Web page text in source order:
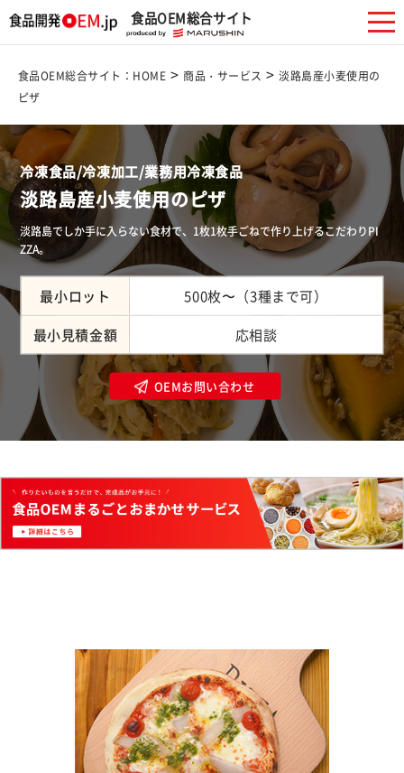
食品OEM総合サイト
食品OEM総合サイト：HOME > 商品・サービス >淡路島産小麦使用の
ピザ
冷凍食品/冷凍加工/業務用冷凍食品
淡路島産小麦使用のピザ
淡路島でしか手に入らない食材で、1枚1枚手ごねで作り上げるこだわりPI
ZZA。
最小ロット
500枚〜（3種まで可）
最小見積金額
応相談
OEMお問い合わせ